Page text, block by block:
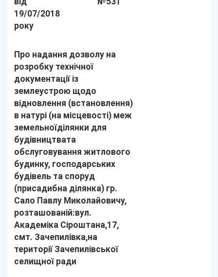
19/07/2018
року
Про надання дозволу на
розробку технічної
документації із
землеустрою щодо
відновлення (встановлення)
в натурі (на місцевості) меж
земельноїділянки для
будівництвата
обслуговування житлового
будинку, господарських
будівель та споруд
(присадибна ділянка) гр.
Сало Павлу Миколайовичу,
розташованій:вул.
Академіка Сіроштана,17,
смт. Зачепилівка,на
території Зачепилівської
селищної ради